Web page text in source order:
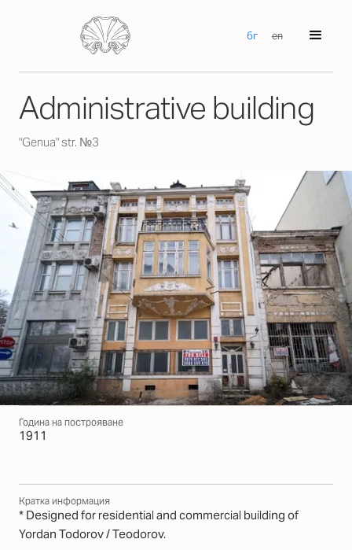
бг en
Аdministrative building
"Genua" str. №3
Година на построяване
1911
Кратка информация
* Designed for residential and commercial building of
Yordan Todorov / Teodorov.